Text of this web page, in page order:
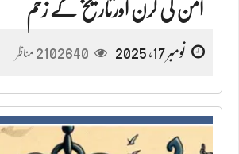
امن کی کرن اورتاریخ کے زخم
نومبر 17, 2025 2102640 مناظر